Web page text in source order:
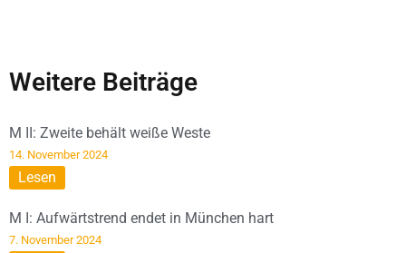
Weitere Beiträge
M II: Zweite behält weiße Weste
14. November 2024
Lesen
M I: Aufwärtstrend endet in München hart
7. November 2024